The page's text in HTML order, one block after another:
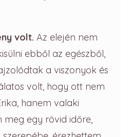
volt. Az elején nem
ebből az egészből,
a viszonyok és
volt, hogy ott nem
hanem valaki
egy rövid időre,